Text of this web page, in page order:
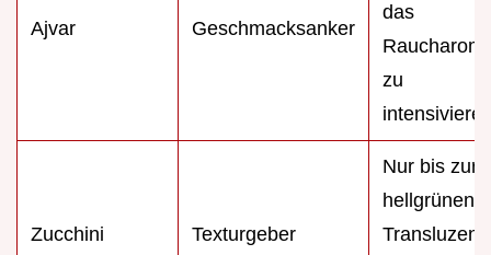
Ajvar Geschmacksanker
das
zu
Zucchini Texturgeber
Nur bis zur
hellgrünen
Transluzenz